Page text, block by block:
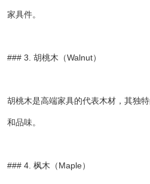
家具件。
### 3. 胡桃木（Walnut）
胡桃木是高端家具的代表木材，其独
和品味。
### 4. 枫木（Maple）